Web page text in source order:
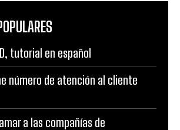
tutorial en español
número de atención al cliente
a las compañías de